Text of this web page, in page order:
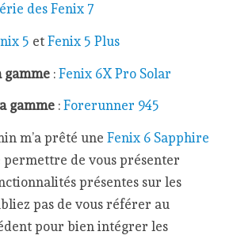
des Fenix 7
5 etFenix 5 Plus
gamme :Fenix 6X Pro Solar
gamme :Forerunner 945
m’a prêté uneFenix 6 Sapphire
permettre de vous présenter
présentes sur les
pas de vous référer au
pour bien intégrer les